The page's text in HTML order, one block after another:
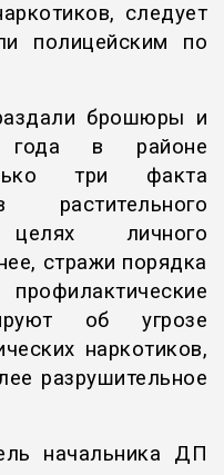
следует
полицейским по
брошюры и
в районе
три факта
растительного
личного
стражи порядка
об угрозе
наркотиков,
разрушительное
начальника ДП